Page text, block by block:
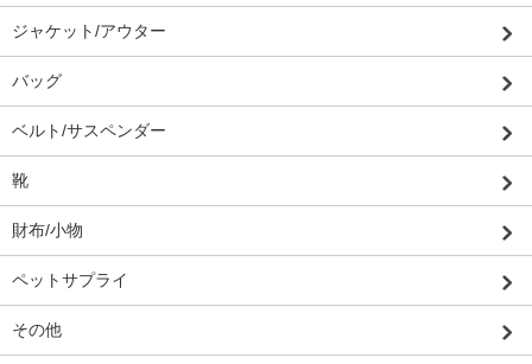
ジャケット/アウター
バッグ
ベルト/サスペンダー
靴
財布/小物
ペットサプライ
その他